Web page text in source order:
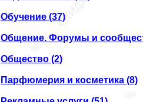
Обучение (37)
Общение. Форумы и
Общество (2)
Парфюмерия и косметика (8)